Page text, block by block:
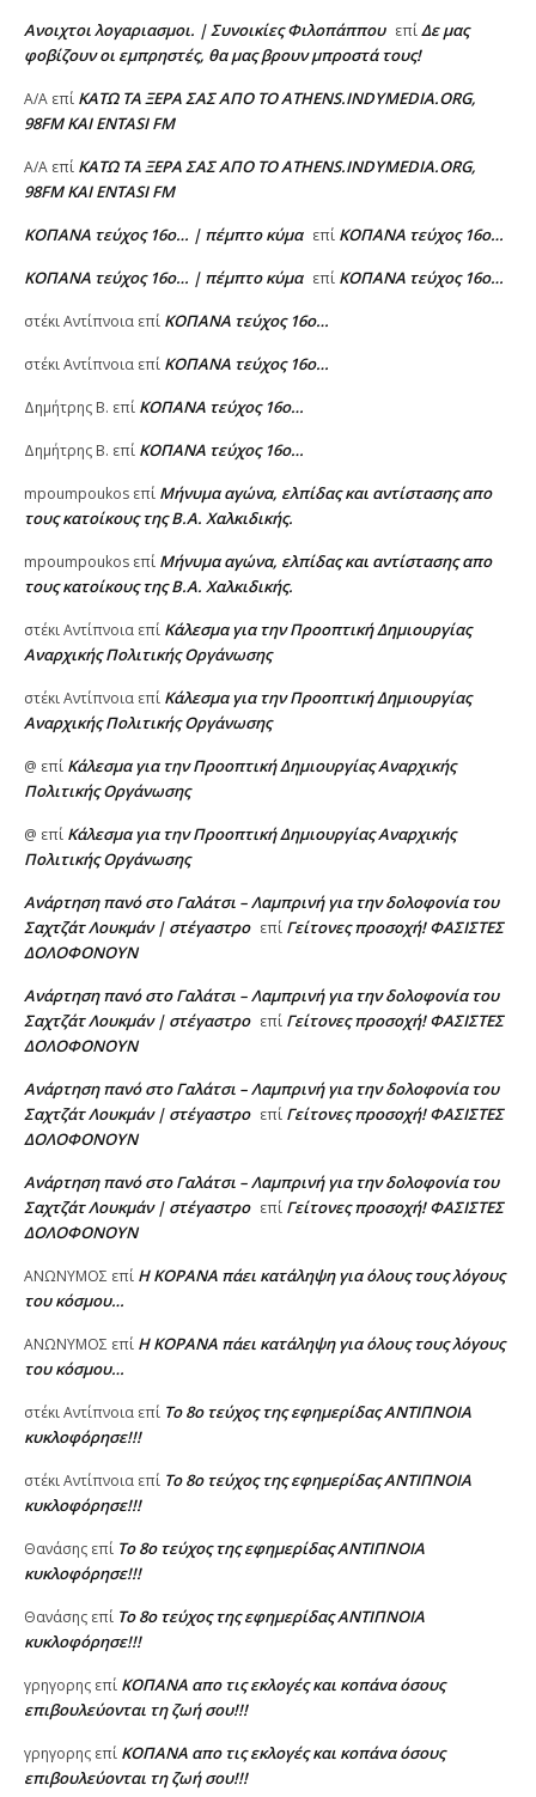
Ανοιχτοι λογαριασμοι. | Συνοικίες Φιλοπάππου επίΔε μας
φοβίζουν οι εμπρηστές, θα μας βρουν μπροστά τους!
A/A επί ΚΑΤΩ ΤΑ ΞΕΡΑ ΣΑΣ ΑΠΟ ΤΟ ATHENS.INDYMEDIA.ORG,
98FM ΚΑΙ ENTASI FM
A/A επί ΚΑΤΩ ΤΑ ΞΕΡΑ ΣΑΣ ΑΠΟ ΤΟ ATHENS.INDYMEDIA.ORG,
98FM ΚΑΙ ENTASI FM
ΚΟΠΑΝΑ τεύχος 16ο… | πέμπτο κύμα επί ΚΟΠΑΝΑ τεύχος 16ο…
ΚΟΠΑΝΑ τεύχος 16ο… | πέμπτο κύμα επί ΚΟΠΑΝΑ τεύχος 16ο…
στέκι Αντίπνοια επί ΚΟΠΑΝΑ τεύχος 16ο…
στέκι Αντίπνοια επί ΚΟΠΑΝΑ τεύχος 16ο…
Δημήτρης Β. επί ΚΟΠΑΝΑ τεύχος 16ο…
Δημήτρης Β. επί ΚΟΠΑΝΑ τεύχος 16ο…
mpoumpoukos επί Μήνυμα αγώνα, ελπίδας και αντίστασης απο
τους κατοίκους της Β.Α. Χαλκιδικής.
mpoumpoukos επί Μήνυμα αγώνα, ελπίδας και αντίστασης απο
τους κατοίκους της Β.Α. Χαλκιδικής.
στέκι Αντίπνοια επί Κάλεσμα για την Προοπτική Δημιουργίας
Αναρχικής Πολιτικής Οργάνωσης
στέκι Αντίπνοια επί Κάλεσμα για την Προοπτική Δημιουργίας
Αναρχικής Πολιτικής Οργάνωσης
@ επί Κάλεσμα για την Προοπτική Δημιουργίας Αναρχικής
Πολιτικής Οργάνωσης
@ επί Κάλεσμα για την Προοπτική Δημιουργίας Αναρχικής
Πολιτικής Οργάνωσης
Ανάρτηση πανό στο Γαλάτσι – Λαμπρινή για την δολοφονία του
Σαχτζάτ Λουκμάν | στέγαστρο επί Γείτονες προσοχή! ΦΑΣΙΣΤΕΣ
ΔΟΛΟΦΟΝΟΥΝ
Ανάρτηση πανό στο Γαλάτσι – Λαμπρινή για την δολοφονία του
Σαχτζάτ Λουκμάν | στέγαστρο επί Γείτονες προσοχή! ΦΑΣΙΣΤΕΣ
ΔΟΛΟΦΟΝΟΥΝ
Ανάρτηση πανό στο Γαλάτσι – Λαμπρινή για την δολοφονία του
Σαχτζάτ Λουκμάν | στέγαστρο επί Γείτονες προσοχή! ΦΑΣΙΣΤΕΣ
ΔΟΛΟΦΟΝΟΥΝ
Ανάρτηση πανό στο Γαλάτσι – Λαμπρινή για την δολοφονία του
Σαχτζάτ Λουκμάν | στέγαστρο επί Γείτονες προσοχή! ΦΑΣΙΣΤΕΣ
ΔΟΛΟΦΟΝΟΥΝ
AΝΩΝΥΜΟΣ επί Η KOPANA πάει κατάληψη για όλους τους λόγους
του κόσμου…
AΝΩΝΥΜΟΣ επί Η KOPANA πάει κατάληψη για όλους τους λόγους
του κόσμου…
στέκι Αντίπνοια επί Το 8ο τεύχος της εφημερίδας ΑΝΤΙΠΝΟΙΑ
κυκλοφόρησε!!!
στέκι Αντίπνοια επί Το 8ο τεύχος της εφημερίδας ΑΝΤΙΠΝΟΙΑ
κυκλοφόρησε!!!
Θανάσης επί Το 8ο τεύχος της εφημερίδας ΑΝΤΙΠΝΟΙΑ
κυκλοφόρησε!!!
Θανάσης επί Το 8ο τεύχος της εφημερίδας ΑΝΤΙΠΝΟΙΑ
κυκλοφόρησε!!!
γρηγορης επί ΚΟΠΑΝΑ απο τις εκλογές και κοπάνα όσους
επιβουλεύονται τη ζωή σου!!!
γρηγορης επί ΚΟΠΑΝΑ απο τις εκλογές και κοπάνα όσους
επιβουλεύονται τη ζωή σου!!!